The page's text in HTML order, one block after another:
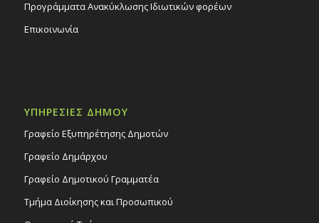
Προγράμματα Ανακύκλωσης Ιδιωτικών φορέων
Επικοινωνία
ΥΠΗΡΕΣΙΕΣ ΔΗΜΟΥ
Γραφείο Εξυπηρέτησης Δημοτών
Γραφείο Δημάρχου
Γραφείο Δημοτικού Γραμματέα
Τμήμα Διοίκησης και Προσωπικού